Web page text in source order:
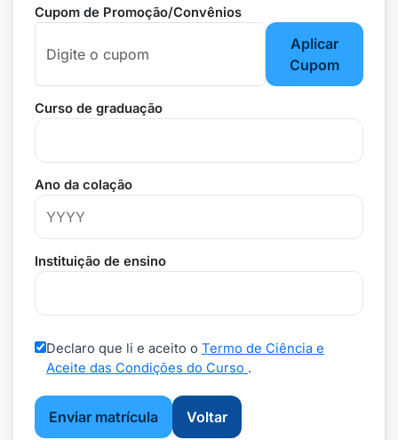
Cupom de Promoção/Convênios
Aplicar
Cupom
Curso de graduação
Ano da colação
Instituição de ensino
Declaro que li e aceito o Termo de Ciência e
Aceite das Condições do Curso .
Enviar matrícula Voltar